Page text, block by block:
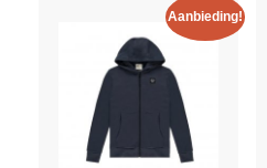
Aanbieding!